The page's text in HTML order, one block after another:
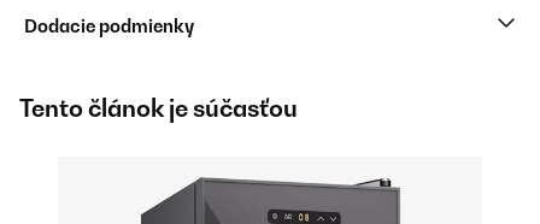
Dodacie podmienky
Tento článok je súčasťou